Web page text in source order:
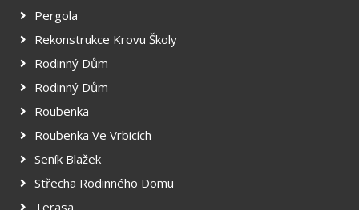
Pergola
Rekonstrukce Krovu Školy
Rodinný Dům
Rodinný Dům
Roubenka
Roubenka Ve Vrbicích
Seník Blažek
Střecha Rodinného Domu